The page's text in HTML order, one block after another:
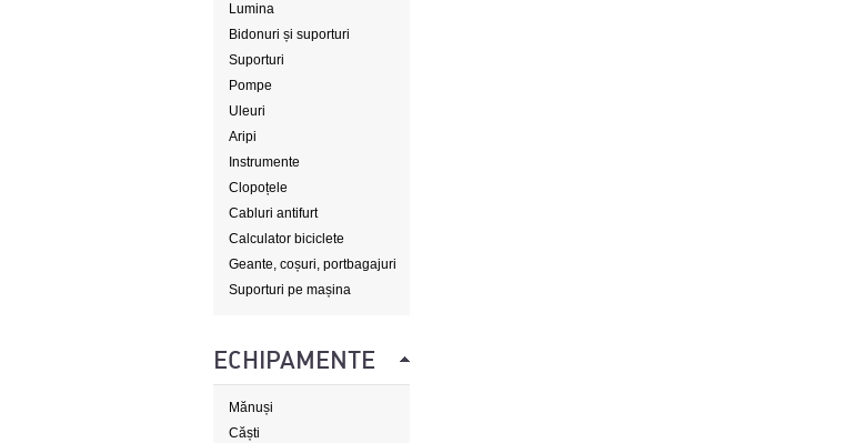
Lumina
Bidonuri și suporturi
Suporturi
Pompe
Uleuri
Aripi
Instrumente
Clopoțele
Cabluri antifurt
Calculator biciclete
Geante, coșuri, portbagajuri
Suporturi pe mașina
ECHIPAMENTE
Mănuși
Căști